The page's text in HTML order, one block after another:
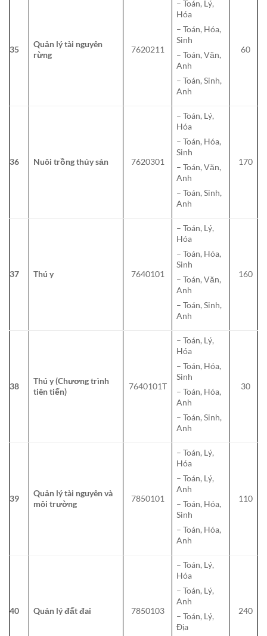
35
Quản lý tài nguyên
rừng
7620211
– Toán, Lý,
Hóa
– Toán, Hóa,
Sinh
– Toán, Văn,
Anh
– Toán, Sinh,
Anh
60
36 Nuôi trồng thủy sản 7620301
– Toán, Lý,
Hóa
– Toán, Hóa,
Sinh
– Toán, Văn,
Anh
– Toán, Sinh,
Anh
170
37 Thú y 7640101
– Toán, Lý,
Hóa
– Toán, Hóa,
Sinh
– Toán, Văn,
Anh
– Toán, Sinh,
Anh
160
38
Thú y (Chương trình
tiên tiến)
7640101T
– Toán, Lý,
Hóa
– Toán, Hóa,
Sinh
– Toán, Hóa,
Anh
– Toán, Sinh,
Anh
30
39
Quản lý tài nguyên và
môi trường
7850101
– Toán, Lý,
Hóa
– Toán, Lý,
Anh
– Toán, Hóa,
Sinh
– Toán, Hóa,
Anh
110
40 Quản lý đất đai 7850103
– Toán, Lý,
Hóa
– Toán, Lý,
Anh
– Toán, Lý,
Địa
240